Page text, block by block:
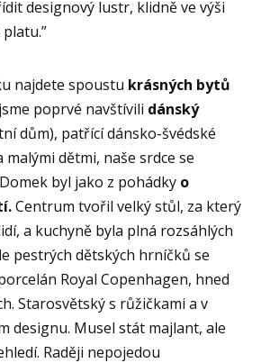
designový lustr, klidně ve výši
najdete spoustu krásných bytů
poprvé navštívili dánský
dům), patřící dánsko-švédské
malými dětmi, naše srdce se
byl jako z pohádky o
Centrum tvořil velký stůl, za který
a kuchyně byla plná rozsáhlých
pestrých dětských hrníčků se
Royal Copenhagen, hned
Starosvětský s růžičkami a v
designu. Musel stát majlant, ale
Raději nepojedou